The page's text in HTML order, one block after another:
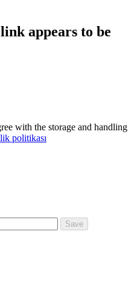
appears to be
with the storage and handling
politikası